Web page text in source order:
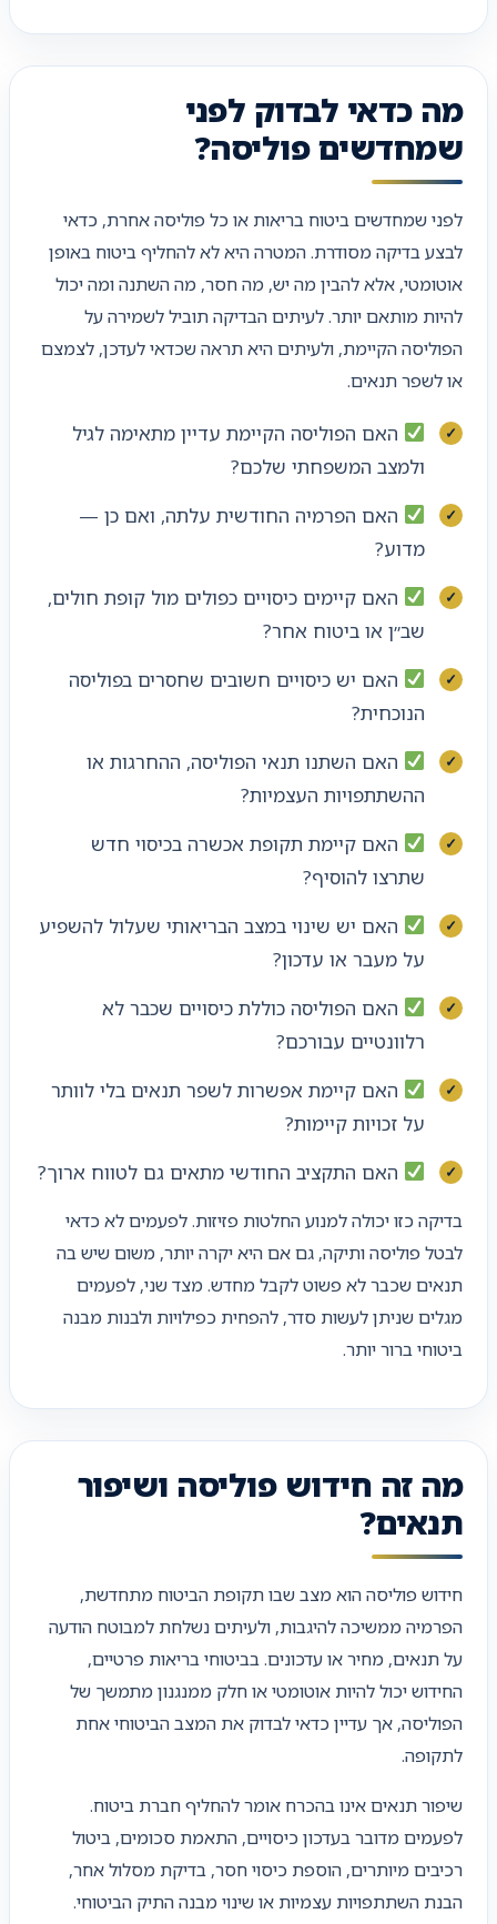
מה כדאי לבדוק לפני
שמחדשים פוליסה?
לפני שמחדשים ביטוח בריאות או כל פוליסה אחרת, כדאי
לבצע בדיקה מסודרת. המטרה היא לא להחליף ביטוח באופן
אוטומטי, אלא להבין מה יש, מה חסר, מה השתנה ומה יכול
להיות מותאם יותר. לעיתים הבדיקה תוביל לשמירה על
הפוליסה הקיימת, ולעיתים היא תראה שכדאי לעדכן, לצמצם
או לשפר תנאים.
האם הפוליסה הקיימת עדיין מתאימה לגיל
ולמצב המשפחתי שלכם?
האם הפרמיה החודשית עלתה, ואם כן —
מדוע?
האם קיימים כיסויים כפולים מול קופת חולים,
שב״ן או ביטוח אחר?
האם יש כיסויים חשובים שחסרים בפוליסה
הנוכחית?
האם השתנו תנאי הפוליסה, ההחרגות או
ההשתתפויות העצמיות?
האם קיימת תקופת אכשרה בכיסוי חדש
שתרצו להוסיף?
האם יש שינוי במצב הבריאותי שעלול להשפיע
על מעבר או עדכון?
האם הפוליסה כוללת כיסויים שכבר לא
רלוונטיים עבורכם?
האם קיימת אפשרות לשפר תנאים בלי לוותר
על זכויות קיימות?
האם התקציב החודשי מתאים גם לטווח ארוך?
בדיקה כזו יכולה למנוע החלטות פזיזות. לפעמים לא כדאי
לבטל פוליסה ותיקה, גם אם היא יקרה יותר, משום שיש בה
תנאים שכבר לא פשוט לקבל מחדש. מצד שני, לפעמים
מגלים שניתן לעשות סדר, להפחית כפילויות ולבנות מבנה
ביטוחי ברור יותר.
מה זה חידוש פוליסה ושיפור
תנאים?
חידוש פוליסה הוא מצב שבו תקופת הביטוח מתחדשת,
הפרמיה ממשיכה להיגבות, ולעיתים נשלחת למבוטח הודעה
על תנאים, מחיר או עדכונים. בביטוחי בריאות פרטיים,
החידוש יכול להיות אוטומטי או חלק ממנגנון מתמשך של
הפוליסה, אך עדיין כדאי לבדוק את המצב הביטוחי אחת
לתקופה.
שיפור תנאים אינו בהכרח אומר להחליף חברת ביטוח.
לפעמים מדובר בעדכון כיסויים, התאמת סכומים, ביטול
רכיבים מיותרים, הוספת כיסוי חסר, בדיקת מסלול אחר,
הבנת השתתפויות עצמיות או שינוי מבנה התיק הביטוחי.